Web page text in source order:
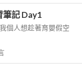
記 Day1
個人想趁著育嬰假空